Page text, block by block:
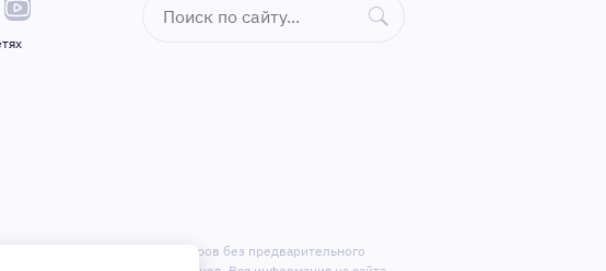
и комплектацию приборов без предварительного